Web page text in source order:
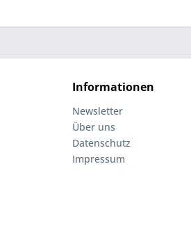
Informationen
Newsletter
Über uns
Datenschutz
Impressum